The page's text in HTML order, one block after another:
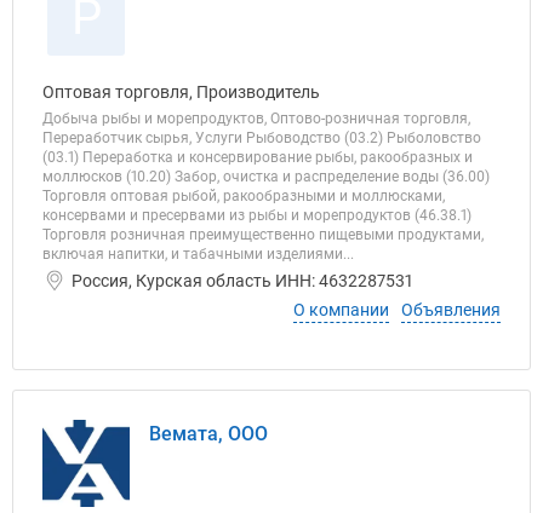
Оптовая торговля, Производитель
Добыча рыбы и морепродуктов, Оптово-розничная торговля,
Переработчик сырья, Услуги Рыбоводство (03.2) Рыболовство
(03.1) Переработка и консервирование рыбы, ракообразных и
моллюсков (10.20) Забор, очистка и распределение воды (36.00)
Торговля оптовая рыбой, ракообразными и моллюсками,
консервами и пресервами из рыбы и морепродуктов (46.38.1)
Торговля розничная преимущественно пищевыми продуктами,
включая напитки, и табачными изделиями...
Россия, Курская область ИНН: 4632287531
О компании
Объявления
Вемата, ООО